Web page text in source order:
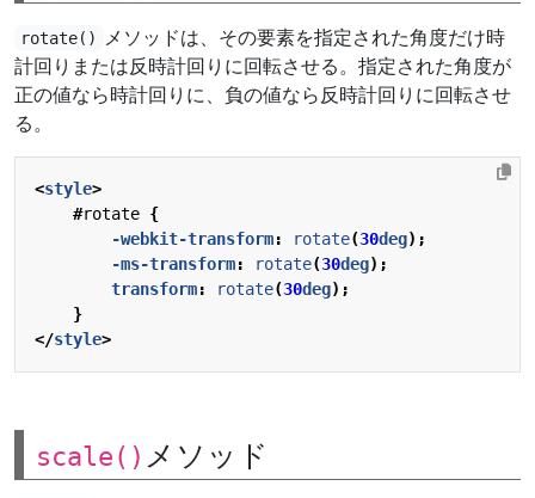
rotate()
メソッドは、その要素を指定された角度だけ時
計回りまたは反時計回りに回転させる。指定された角度が
正の値なら時計回りに、負の値なら反時計回りに回転させ
る。
<style>
#rotate {
-webkit-transform: rotate(30deg);
-ms-transform: rotate(30deg);
transform: rotate(30deg);
}
</style>
scale() メソッド